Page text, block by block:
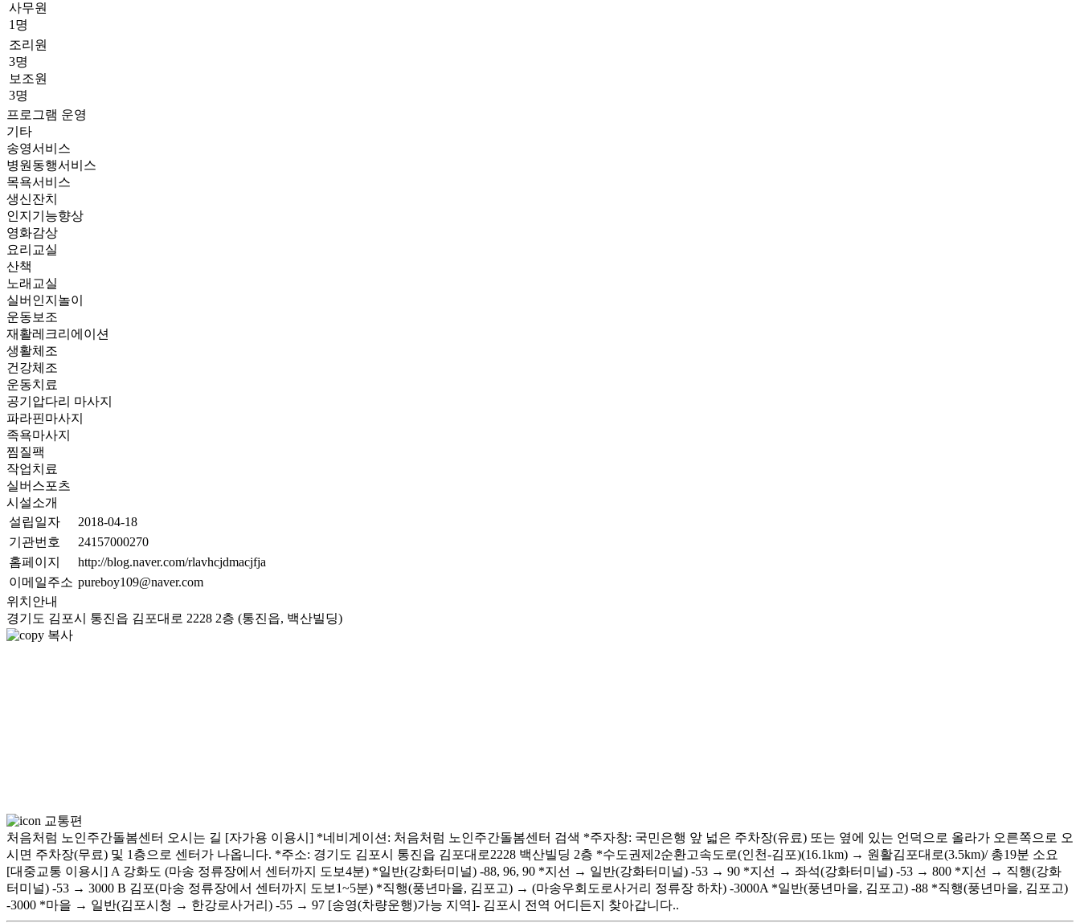
사무원
1명
조리원
3명
보조원
3명
프로그램 운영
기타
송영서비스
병원동행서비스
목욕서비스
생신잔치
인지기능향상
영화감상
요리교실
산책
노래교실
실버인지놀이
운동보조
재활레크리에이션
생활체조
건강체조
운동치료
공기압다리 마사지
파라핀마사지
족욕마사지
찜질팩
작업치료
실버스포츠
시설소개
설립일자
2018-04-18
기관번호
24157000270
홈페이지
http://blog.naver.com/rlavhcjdmacjfja
이메일주소 pureboy109@naver.com
위치안내
경기도 김포시 통진읍 김포대로 2228 2층 (통진읍, 백산빌딩)
복사
교통편
처음처럼 노인주간돌봄센터 오시는 길 [자가용 이용시] *네비게이션: 처음처럼 노인주간돌봄센터 검색 *주자창: 국민은행 앞 넓은 주차장(유료) 또는 옆에 있는 언덕으로 올라가 오른쪽으로 오
시면 주차장(무료) 및 1층으로 센터가 나옵니다. *주소: 경기도 김포시 통진읍 김포대로2228 백산빌딩 2층 *수도권제2순환고속도로(인천-김포)(16.1km) → 원활김포대로(3.5km)/ 총19분 소요
[대중교통 이용시] A 강화도 (마송 정류장에서 센터까지 도보4분) *일반(강화터미널) -88, 96, 90 *지선 → 일반(강화터미널) -53 → 90 *지선 → 좌석(강화터미널) -53 → 800 *지선 → 직행(강화
터미널) -53 → 3000 B 김포(마송 정류장에서 센터까지 도보1~5분) *직행(풍년마을, 김포고) → (마송우회도로사거리 정류장 하차) -3000A *일반(풍년마을, 김포고) -88 *직행(풍년마을, 김포고)
-3000 *마을 → 일반(김포시청 → 한강로사거리) -55 → 97 [송영(차량운행)가능 지역]- 김포시 전역 어디든지 찾아갑니다..